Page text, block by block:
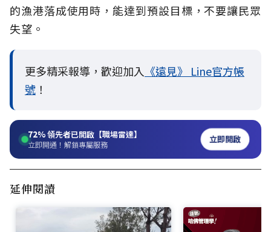
的漁港落成使用時，能達到預設目標，不要讓民眾
失望。
更多精采報導，歡迎加入 《遠見》 Line官方帳
號 ！
72%領先者已開啟【職場雷達】
立即開通！解鎖專屬服務 立即開啟
延伸閱讀